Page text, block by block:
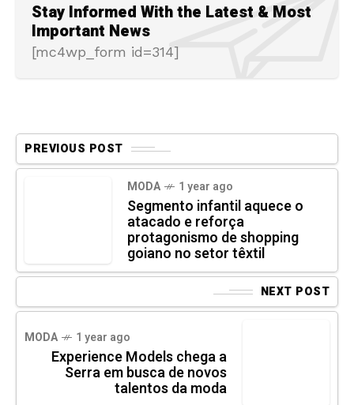
Stay Informed With the Latest & Most
Important News
[mc4wp_form id=314]
PREVIOUS POST
MODA 1 year ago
Segmento infantil aquece o
atacado e reforça
protagonismo de shopping
goiano no setor têxtil
NEXT POST
MODA 1 year ago
Experience Models chega a
Serra em busca de novos
talentos da moda